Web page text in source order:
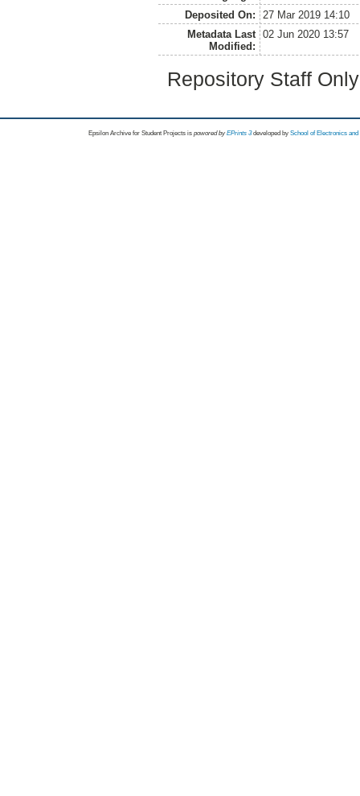
Deposited On:
27 Mar 2019 14:10
Metadata Last
Modified:
02 Jun 2020 13:57
Repository Staff
Epsilon Archive for Student Projects is powored byEPrints 3 developed by School of Electronics